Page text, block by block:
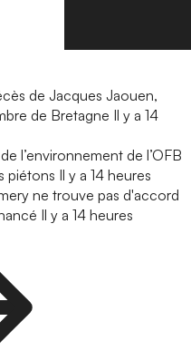
de Jacques Jaouen,
de Bretagne Il y a 14
l’environnement de l’OFB
piétons Il y a 14 heures
ne trouve pas d'accord
Il y a 14 heures